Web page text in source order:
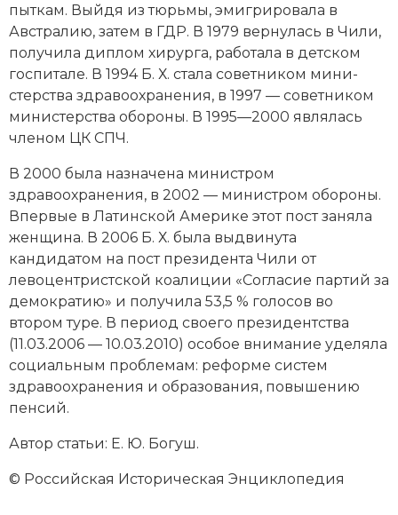
Империи
Историческая география и топонимика
История материальной и духовной культуры
История международных отношений
История, философия, теория и методология
исторического знания
Итория международных отношений
Латинская Америка
Новая история
Новейшая история
Нумизматика
пыткам. Выйдя из тюрьмы, эмигрировала в
Австралию, затем в ГДР. В 1979 вернулась в Чили,
получила диплом хирурга, работала в детском
госпитале. В 1994 Б. Х. стала советником мини­
стерства здравоохранения, в 1997 — советником
министерства обороны. В 1995—2000 являлась
членом ЦК СПЧ.
В 2000 была назначена министром
здравоохранения, в 2002 — министром обороны.
Впервые в Латинской Америке этот пост заняла
женщина. В 2006 Б. Х. была выдвинута
кандидатом на пост президента Чили от
левоцентристской коалиции «Согласие партий за
демократию» и получила 53,5 % голосов во
втором туре. В период своего президентства
(11.03.2006 — 10.03.2010) особое внимание уделяла
социальным проблемам: реформе систем
здравоохранения и образования, повышению
пенсий.
Автор статьи: Е. Ю. Богуш.
© Российская Историческая Энциклопедия